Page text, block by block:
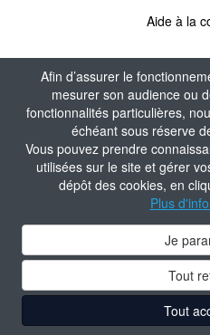
Afin d’assurer le
mesurer son audience ou
fonctionnalités particulières,
échéant sous réserve
Vous pouvez prendre
utilisées sur le site et gérer
dépôt des cookies, en
Plus
Je
Tout
Tout
Aide à la